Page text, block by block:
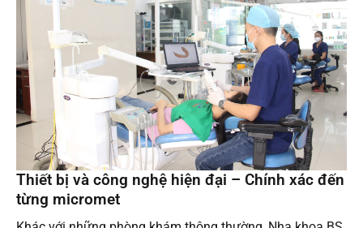
Thiết bị và công nghệ hiện đại – Chính xác đến
từng micromet